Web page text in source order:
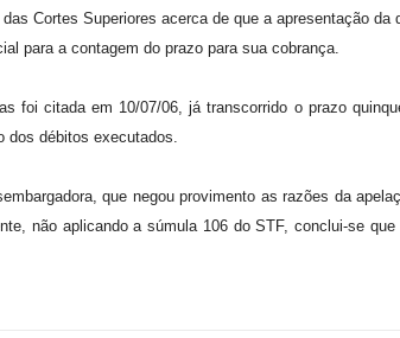
Cortes Superiores acerca de que a apresentação
para a contagem do prazo para sua cobrança.
foi citada em 10/07/06, já transcorrido o prazo
dos débitos executados.
que negou provimento as razões da
não aplicando a súmula 106 do STF, conclui-se